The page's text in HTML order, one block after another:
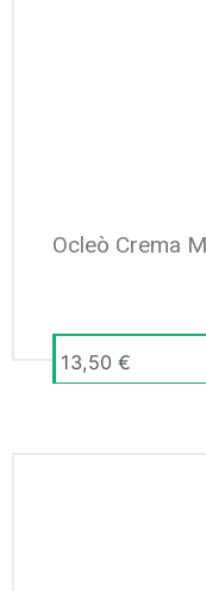
Ocleò Crema
13,50 €